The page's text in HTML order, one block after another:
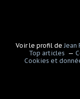
Voir le profil de Jean
Top articles
Cookies et